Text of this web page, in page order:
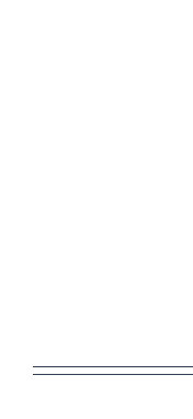
新着コラム